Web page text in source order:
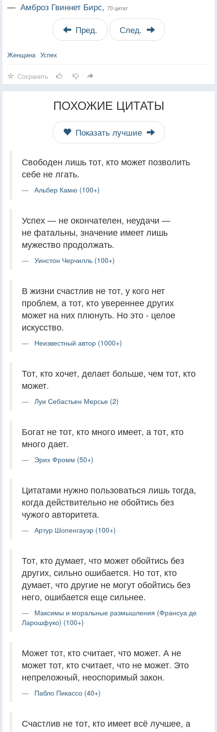
— Амброз Гвиннет Бирс, 70 цитат
Пред. След.
Женщина Успех
Сохранить
ПОХОЖИЕ ЦИТАТЫ
Показать лучшие
Свободен лишь тот, кто может позволить
себе не лгать.
Альбер Камю (100+)
Успех — не окончателен, неудачи —
не фатальны, значение имеет лишь
мужество продолжать.
Уинстон Черчилль (100+)
‎В жизни счастлив не тот, у кого нет
проблем, а тот, кто увереннее других
может на них плюнуть. Но это - целое
искусство.
Неизвестный автор (1000+)
Тот, кто хочет, делает больше, чем тот, кто
может.
Луи Себастьен Мерсье (2)
Богат не тот, кто много имеет, а тот, кто
много дает.
Эрих Фромм (50+)
Цитатами нужно пользоваться лишь тогда,
когда действительно не обойтись без
чужого авторитета.
Артур Шопенгауэр (100+)
Тот, кто думает, что может обойтись без
других, сильно ошибается. Но тот, кто
думает, что другие не могут обойтись без
него, ошибается еще сильнее.
Максимы и моральные размышления (Франсуа де
Ларошфуко) (100+)
Может тот, кто считает, что может. А не
может тот, кто считает, что не может. Это
непреложный, неоспоримый закон.
Пабло Пикассо (40+)
Счастлив не тот, кто имеет всё лучшее, а